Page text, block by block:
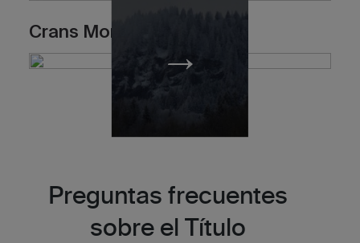
Crans Montana
Preguntas frecuentes
sobre el Título